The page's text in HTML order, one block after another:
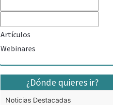
Artículos
Webinares
¿Dónde quieres ir?
Noticias Destacadas